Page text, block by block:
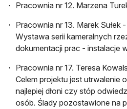
Pracownia nr 12. Marzena
Pracownia nr 13. Marek Sułek
Wystawa serii kameralnych
dokumentacji prac - instalacje
Pracownia nr 17. Teresa
Celem projektu jest utrwalenie
najlepiej dłoni czy stóp
osób. Ślady pozostawione na